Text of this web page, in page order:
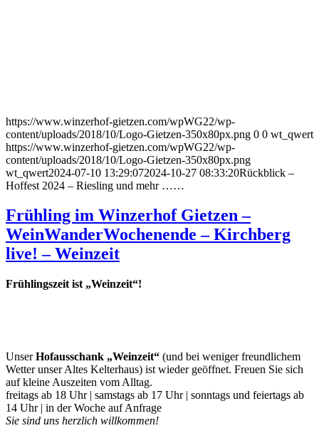
https://www.winzerhof-gietzen.com/wpWG22/wp-
content/uploads/2018/10/Logo-Gietzen-350x80px.png 0 0 wt_qwert
https://www.winzerhof-gietzen.com/wpWG22/wp-
content/uploads/2018/10/Logo-Gietzen-350x80px.png
wt_qwert2024-07-10 13:29:072024-10-27 08:33:20Rückblick –
Hoffest 2024 – Riesling und mehr ……
Frühling im Winzerhof Gietzen –
WeinWanderWochenende – Kirchberg
live! – Weinzeit
Frühlingszeit ist „Weinzeit“!
UnserHofausschank „Weinzeit“ (und bei weniger freundlichem
Wetter unser Altes Kelterhaus) ist wieder geöffnet. Freuen Sie sich
auf kleine Auszeiten vom Alltag.
freitags ab 18 Uhr | samstags ab 17 Uhr | sonntags und feiertags ab
14 Uhr | in der Woche auf Anfrage
Sie sind uns herzlich willkommen!